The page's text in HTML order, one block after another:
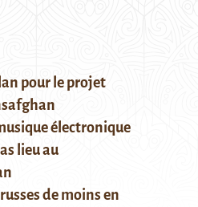
pour le projet
électronique
lieu au
de moins en